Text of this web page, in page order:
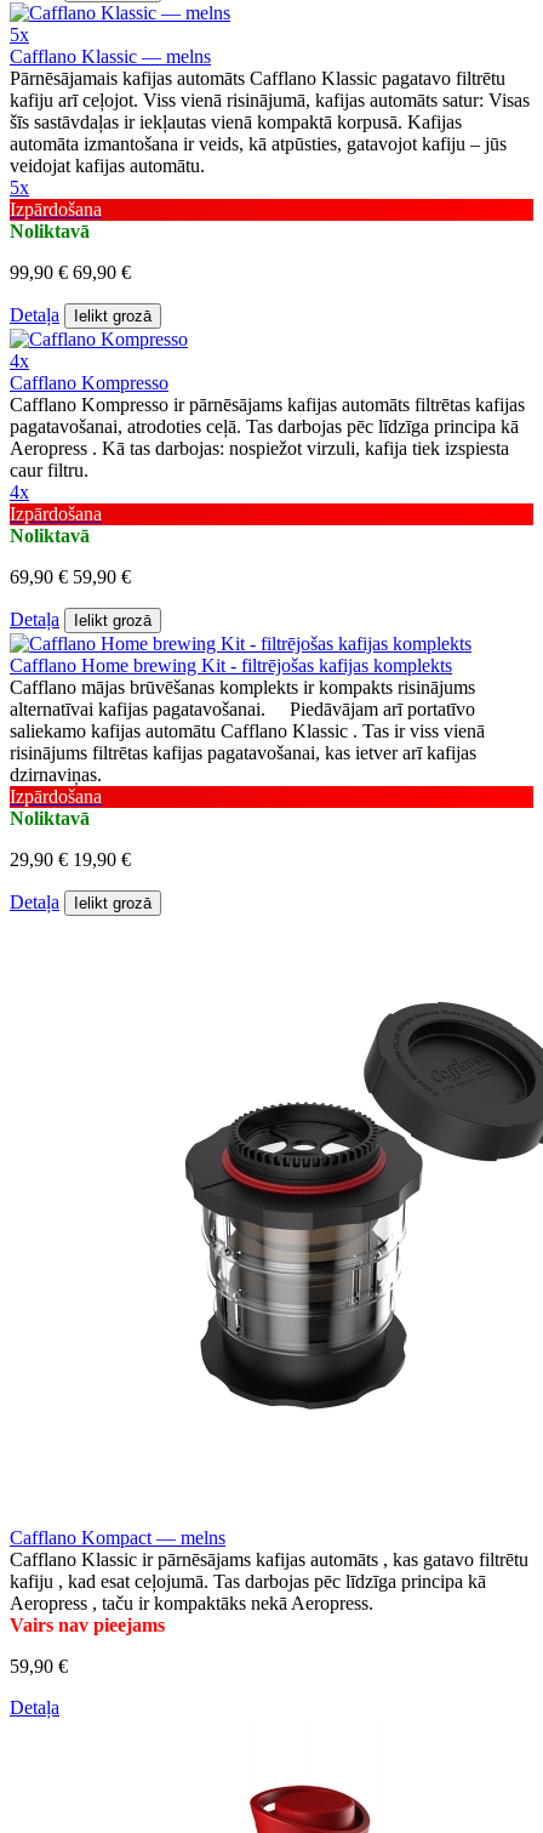
5x
Cafflano Klassic — melns
Pārnēsājamais kafijas automāts Cafflano Klassic pagatavo filtrētu
kafiju arī ceļojot. Viss vienā risinājumā, kafijas automāts satur: Visas
šīs sastāvdaļas ir iekļautas vienā kompaktā korpusā. Kafijas
automāta izmantošana ir veids, kā atpūsties, gatavojot kafiju – jūs
veidojat kafijas automātu.
5x
Izpārdošana
Noliktavā
99,90 € 69,90 €
Detaļa Ielikt grozā
4x
Cafflano Kompresso
Cafflano Kompresso ir pārnēsājams kafijas automāts filtrētas kafijas
pagatavošanai, atrodoties ceļā. Tas darbojas pēc līdzīga principa kā
Aeropress . Kā tas darbojas: nospiežot virzuli, kafija tiek izspiesta
caur filtru.
4x
Izpārdošana
Noliktavā
69,90 € 59,90 €
Detaļa Ielikt grozā
Cafflano Home brewing Kit - filtrējošas kafijas komplekts
Cafflano mājas brūvēšanas komplekts ir kompakts risinājums
alternatīvai kafijas pagatavošanai. Piedāvājam arī portatīvo
saliekamo kafijas automātu Cafflano Klassic . Tas ir viss vienā
risinājums filtrētas kafijas pagatavošanai, kas ietver arī kafijas
dzirnaviņas.
Izpārdošana
Noliktavā
29,90 € 19,90 €
Detaļa Ielikt grozā
Cafflano Kompact — melns
Cafflano Klassic ir pārnēsājams kafijas automāts , kas gatavo filtrētu
kafiju , kad esat ceļojumā. Tas darbojas pēc līdzīga principa kā
Aeropress , taču ir kompaktāks nekā Aeropress.
Vairs nav pieejams
59,90 €
Detaļa